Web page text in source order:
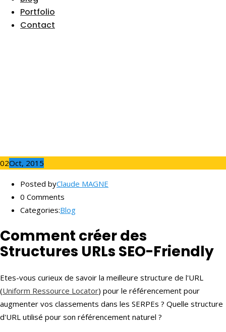
Portfolio
Contact
02Oct, 2015
Posted byClaude MAGNE
0 Comments
Categories:Blog
Comment créer des
Structures URLs SEO-Friendly
Etes-vous curieux de savoir la meilleure structure de l'URL
(Uniform Ressource Locator) pour le référencement pour
augmenter vos classements dans les SERPEs ? Quelle structure
d'URL utilisé pour son référencement naturel ?